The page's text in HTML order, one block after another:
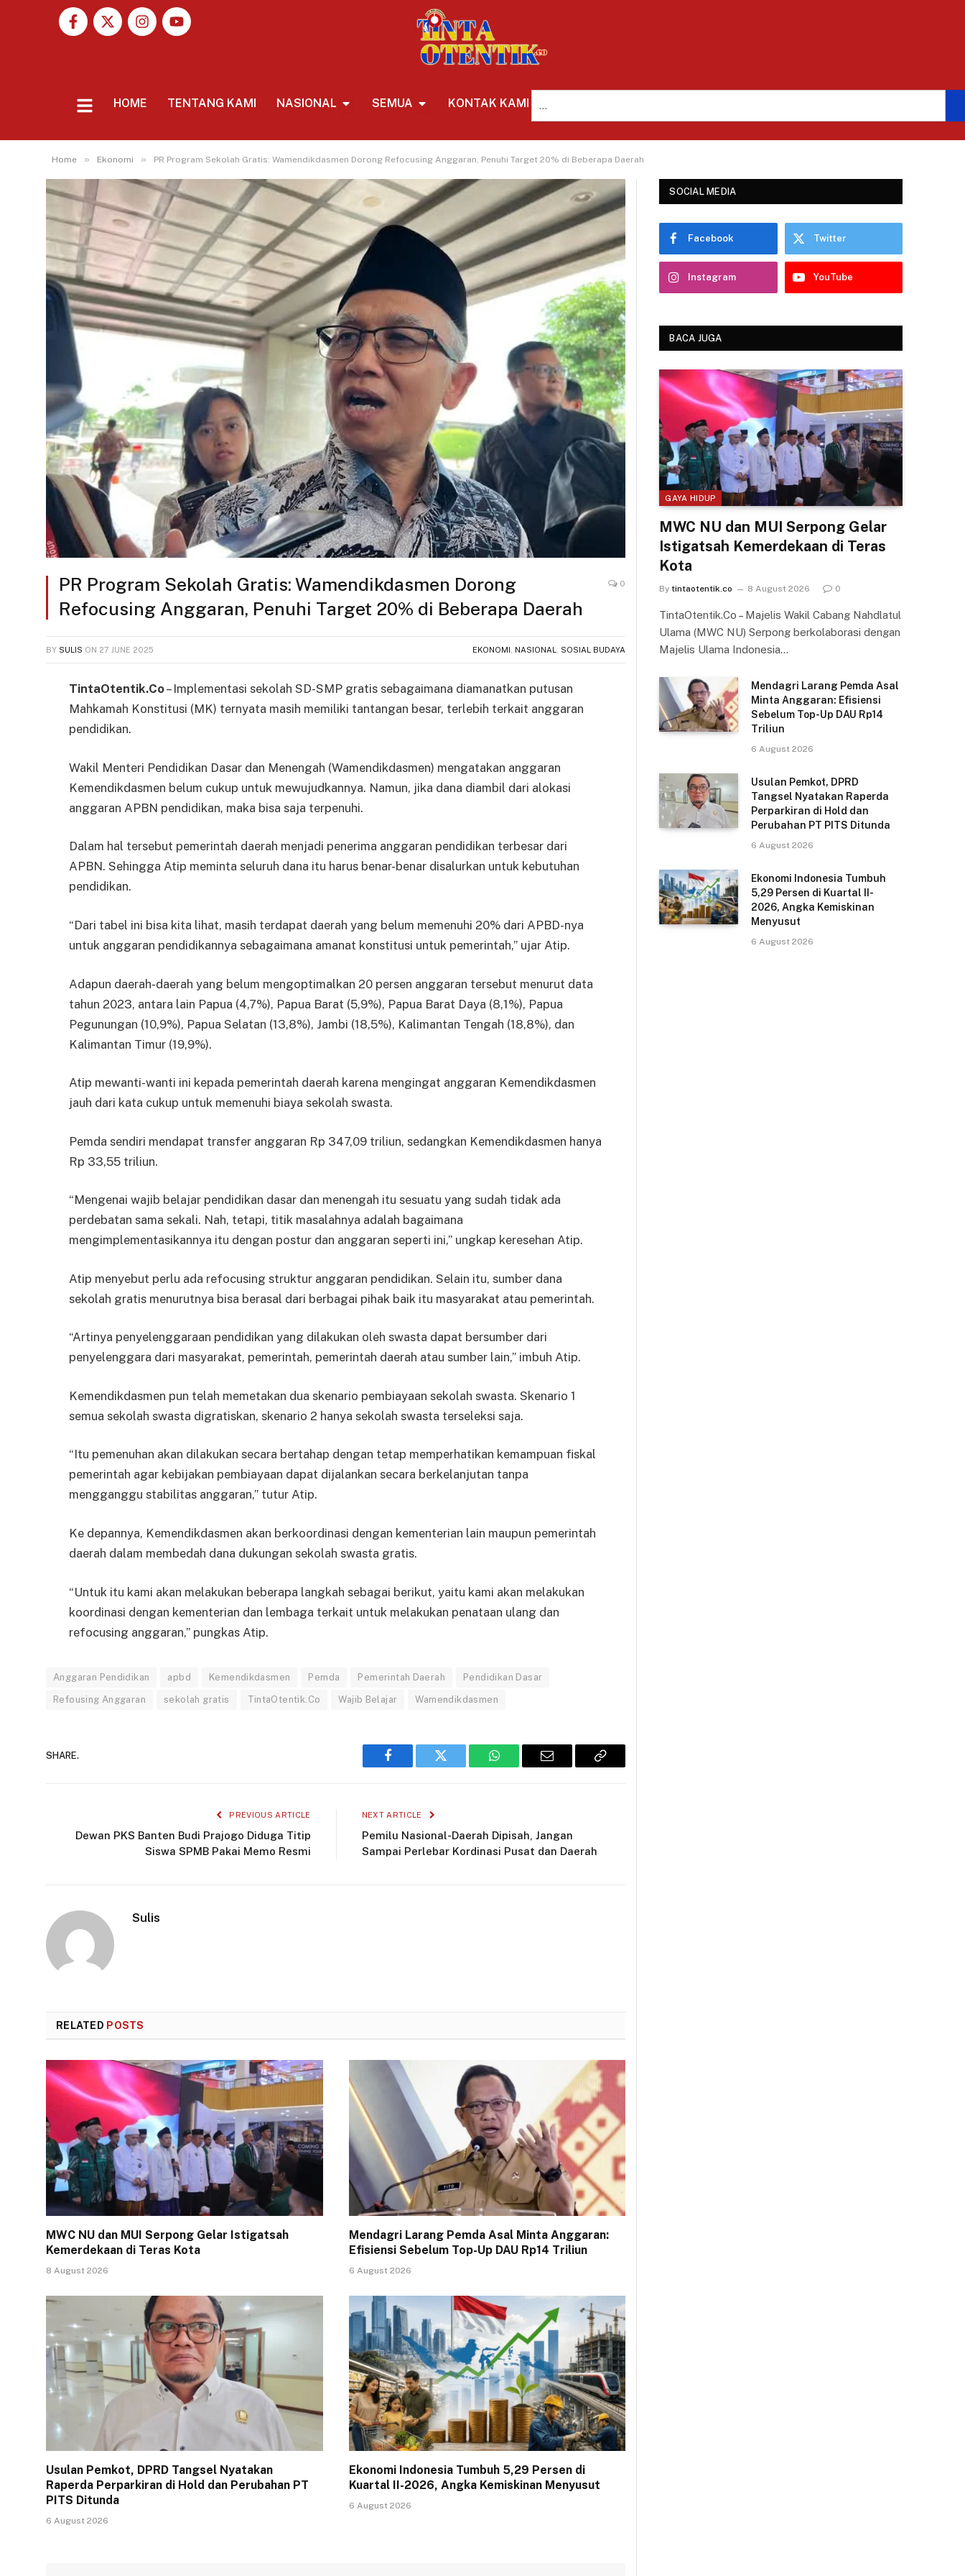
HOME TENTANG KAMI NASIONAL SEMUA KONTAK KAMI
Home » Ekonomi » PR Program Sekolah Gratis: Wamendikdasmen Dorong Refocusing Anggaran, Penuhi Target 20% di Beberapa Daerah
PR Program Sekolah Gratis: Wamendikdasmen Dorong
Refocusing Anggaran, Penuhi Target 20% di Beberapa Daerah
0
BY SULIS ON 27 JUNE 2025 EKONOMI NASIONAL SOSIAL BUDAYA
TintaOtentik.Co– Implementasi sekolah SD-SMP gratis sebagaimana diamanatkan putusan
Mahkamah Konstitusi (MK) ternyata masih memiliki tantangan besar, terlebih terkait anggaran
pendidikan.
Wakil Menteri Pendidikan Dasar dan Menengah (Wamendikdasmen) mengatakan anggaran
Kemendikdasmen belum cukup untuk mewujudkannya. Namun, jika dana diambil dari alokasi
anggaran APBN pendidikan, maka bisa saja terpenuhi.
Dalam hal tersebut pemerintah daerah menjadi penerima anggaran pendidikan terbesar dari
APBN. Sehingga Atip meminta seluruh dana itu harus benar-benar disalurkan untuk kebutuhan
pendidikan.
“Dari tabel ini bisa kita lihat, masih terdapat daerah yang belum memenuhi 20% dari APBD-nya
untuk anggaran pendidikannya sebagaimana amanat konstitusi untuk pemerintah,” ujar Atip.
Adapun daerah-daerah yang belum mengoptimalkan 20 persen anggaran tersebut menurut data
tahun 2023, antara lain Papua (4,7%), Papua Barat (5,9%), Papua Barat Daya (8,1%), Papua
Pegunungan (10,9%), Papua Selatan (13,8%), Jambi (18,5%), Kalimantan Tengah (18,8%), dan
Kalimantan Timur (19,9%).
Atip mewanti-wanti ini kepada pemerintah daerah karena mengingat anggaran Kemendikdasmen
jauh dari kata cukup untuk memenuhi biaya sekolah swasta.
Pemda sendiri mendapat transfer anggaran Rp 347,09 triliun, sedangkan Kemendikdasmen hanya
Rp 33,55 triliun.
“Mengenai wajib belajar pendidikan dasar dan menengah itu sesuatu yang sudah tidak ada
perdebatan sama sekali. Nah, tetapi, titik masalahnya adalah bagaimana
mengimplementasikannya itu dengan postur dan anggaran seperti ini,” ungkap keresehan Atip.
Atip menyebut perlu ada refocusing struktur anggaran pendidikan. Selain itu, sumber dana
sekolah gratis menurutnya bisa berasal dari berbagai pihak baik itu masyarakat atau pemerintah.
“Artinya penyelenggaraan pendidikan yang dilakukan oleh swasta dapat bersumber dari
penyelenggara dari masyarakat, pemerintah, pemerintah daerah atau sumber lain,” imbuh Atip.
Kemendikdasmen pun telah memetakan dua skenario pembiayaan sekolah swasta. Skenario 1
semua sekolah swasta digratiskan, skenario 2 hanya sekolah swasta terseleksi saja.
“Itu pemenuhan akan dilakukan secara bertahap dengan tetap memperhatikan kemampuan fiskal
pemerintah agar kebijakan pembiayaan dapat dijalankan secara berkelanjutan tanpa
mengganggu stabilitas anggaran,” tutur Atip.
Ke depannya, Kemendikdasmen akan berkoordinasi dengan kementerian lain maupun pemerintah
daerah dalam membedah dana dukungan sekolah swasta gratis.
“Untuk itu kami akan melakukan beberapa langkah sebagai berikut, yaitu kami akan melakukan
koordinasi dengan kementerian dan lembaga terkait untuk melakukan penataan ulang dan
refocusing anggaran,” pungkas Atip.
Anggaran Pendidikan apbd Kemendikdasmen Pemda Pemerintah Daerah Pendidikan Dasar
Refousing Anggaran sekolah gratis TintaOtentik.Co Wajib Belajar Wamendikdasmen
SHARE.
Facebook Twitter WhatsAppEmail
Copy
PREVIOUS ARTICLE
Dewan PKS Banten Budi Prajogo Diduga Titip
Siswa SPMB Pakai Memo Resmi
NEXT ARTICLE
Pemilu Nasional-Daerah Dipisah, Jangan
Sampai Perlebar Kordinasi Pusat dan Daerah
Sulis
RELATED POSTS
MWC NU dan MUI Serpong Gelar Istigatsah
Kemerdekaan di Teras Kota
8 August 2026
Mendagri Larang Pemda Asal Minta Anggaran:
Efisiensi Sebelum Top-Up DAU Rp14 Triliun
6 August 2026
Usulan Pemkot, DPRD Tangsel Nyatakan
Raperda Perparkiran di Hold dan Perubahan PT
PITS Ditunda
6 August 2026
Ekonomi Indonesia Tumbuh 5,29 Persen di
Kuartal II-2026, Angka Kemiskinan Menyusut
6 August 2026
SOCIAL MEDIA
Facebook Twitter
Instagram YouTube
BACA JUGA
GAYA HIDUP
MWC NU dan MUI Serpong Gelar
Istigatsah Kemerdekaan di Teras
Kota
By tintaotentik.co 8 August 2026 0
TintaOtentik.Co – Majelis Wakil Cabang Nahdlatul
Ulama (MWC NU) Serpong berkolaborasi dengan
Majelis Ulama Indonesia…
Mendagri Larang Pemda Asal
Minta Anggaran: Efisiensi
Sebelum Top-Up DAU Rp14
Triliun
6 August 2026
Usulan Pemkot, DPRD
Tangsel Nyatakan Raperda
Perparkiran di Hold dan
Perubahan PT PITS Ditunda
6 August 2026
Ekonomi Indonesia Tumbuh
5,29 Persen di Kuartal II-
2026, Angka Kemiskinan
Menyusut
6 August 2026